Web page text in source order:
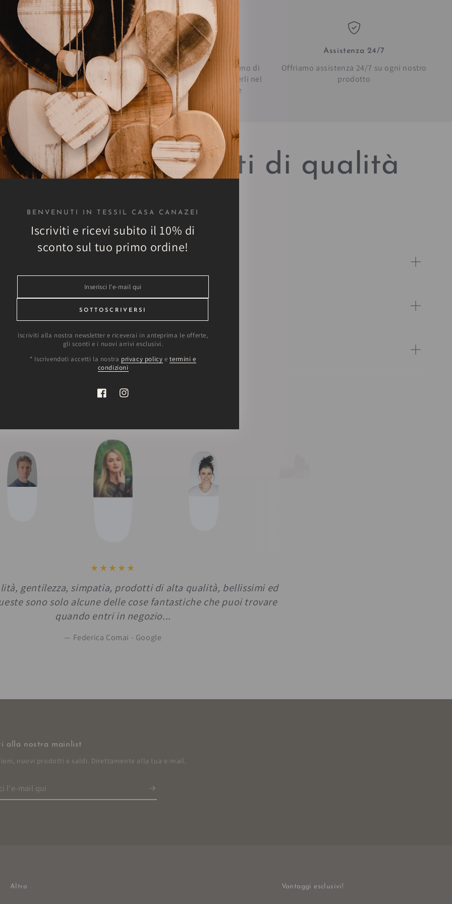
tutti gli ambienti
catalogo sono disponibili
arredamento per ogni
domestico o aziendale
Spedizioni veloci
Tutti gli ordini sono evasi in meno di
24h in modo che tu possa riceverli nel
più breve tempo possibilie
Assistenza 24/7
Offriamo assistenza 24/7 su ogni nostro
prodotto
di prodotti di qualità
gentilezza, simpatia, prodotti di alta qualità, bellissimi ed
sono solo alcune delle cose fantastiche che puoi trovare
quando entri in negozio...
Federica Comai - Google
alla nostra mainlist
nuovi prodotti e saldi. Direttamente alla tua e-mail.
Altro Vantaggi esclusivi!
BENVENUTI IN TESSIL CASA CANAZEI
Iscriviti e ricevi subito il 10% di
sconto sul tuo primo ordine!
l'e-
qui
SOTTOSCRIVERSI
Iscriviti alla nostra newsletter e riceverai in anteprima le offerte,
gli sconti e i nuovi arrivi esclusivi.
* Iscrivendoti accetti la nostra privacy policy etermini e
condizioni
FacebookInstagram